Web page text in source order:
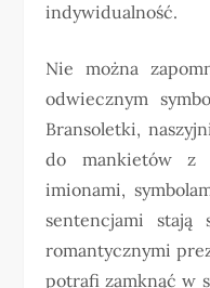
indywidualność.
Nie można
odwiecznym
Bransoletki,
do mankietów z
imionami,
sentencjami stają
romantycznymi
potrafi zamknąć w